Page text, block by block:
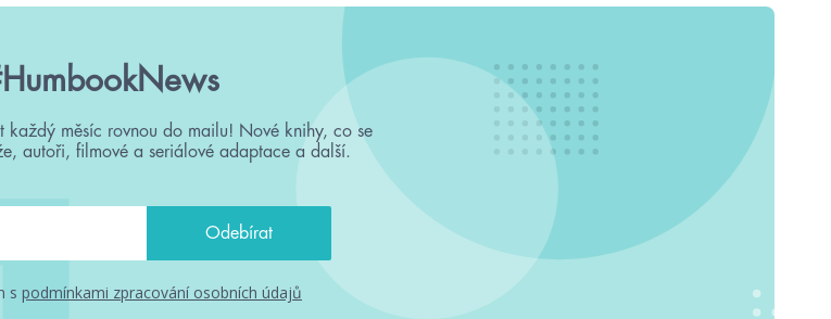
každý měsíc rovnou do mailu! Nové knihy, co se
autoři, filmové a seriálové adaptace a další.
s podmínkami zpracování osobních údajů